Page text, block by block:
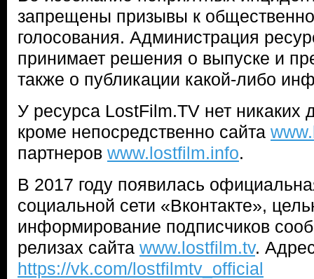
запрещены призывы к
голосования. Администрация
принимает решения о выпуске и
также о публикации какой-либо
У ресурса LostFilm.TV нет никаких
кроме непосредственно сайта
партнеров www.lostfilm.info.
В 2017 году появилась
социальной сети «Вконтакте»,
информирование подписчиков
релизах сайта www.lostfilm.tv.
https://vk.com/lostfilmtv_official